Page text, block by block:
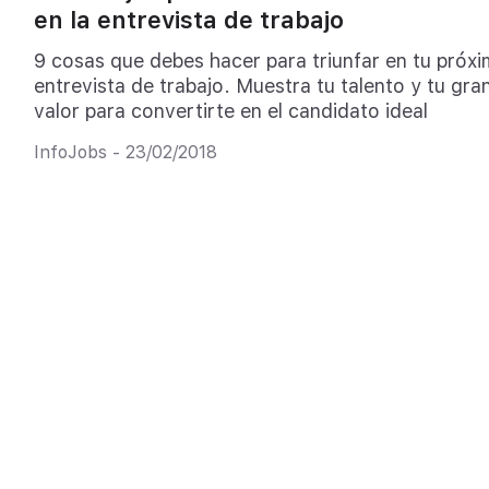
en la entrevista de trabajo
9 cosas que debes hacer para triunfar en tu
entrevista de trabajo. Muestra tu talento y tu
valor para convertirte en el candidato ideal
InfoJobs - 23/02/2018